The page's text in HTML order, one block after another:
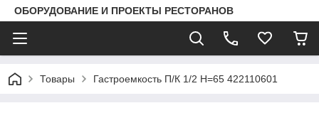
ОБОРУДОВАНИЕ И ПРОЕКТЫ РЕСТОРАНОВ
Товары Гастроемкость П/К 1/2 Н=65 422110601